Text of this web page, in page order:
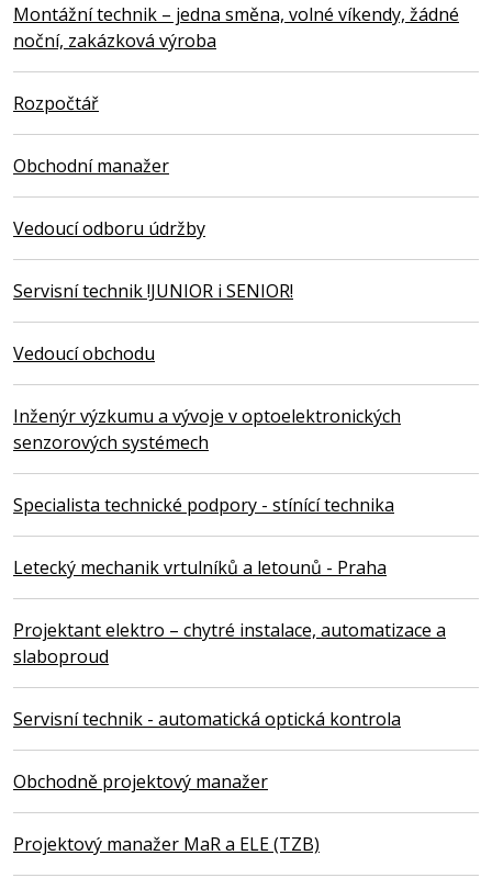
Montážní technik – jedna směna, volné víkendy, žádné
noční, zakázková výroba
Rozpočtář
Obchodní manažer
Vedoucí odboru údržby
Servisní technik !JUNIOR i SENIOR!
Vedoucí obchodu
Inženýr výzkumu a vývoje v optoelektronických
senzorových systémech
Specialista technické podpory - stínící technika
Letecký mechanik vrtulníků a letounů - Praha
Projektant elektro – chytré instalace, automatizace a
slaboproud
Servisní technik - automatická optická kontrola
Obchodně projektový manažer
Projektový manažer MaR a ELE (TZB)